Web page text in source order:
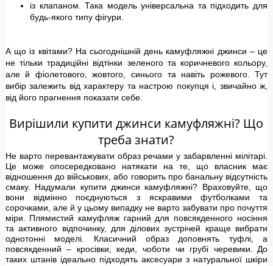
із клапаном. Така модель універсальна та підходить для
будь-якого типу фігури.
А що із квітами? На сьогоднішній день камуфляжні джинси – це
не тільки традиційні відтінки зеленого та коричневого кольору,
але й фіолетового, жовтого, синього та навіть рожевого. Тут
вибір залежить від характеру та настрою покупця і, звичайно ж,
від його прагнення показати себе.
Вирішили купити джинси камуфляжні? Що
треба знати?
Не варто перевантажувати образ речами у забарвленні мілітарі.
Це може опосередковано натякати на те, що власник має
відношення до військових, або говорить про банальну відсутність
смаку. Надумали купити джинси камуфляжні? Враховуйте, що
вони відмінно поєднуються з яскравими футболками та
сорочками, але й у цьому випадку не варто забувати про почуття
міри.
Плямистий камуфляж гарний для повсякденного носіння
та активного відпочинку, для ділових зустрічей краще вибрати
однотонні моделі. Класичний образ доповнять туфлі, а
повсякденний – кросівки, кеди, чоботи чи грубі черевики.
До
таких штанів ідеально підходять аксесуари з натуральної шкіри